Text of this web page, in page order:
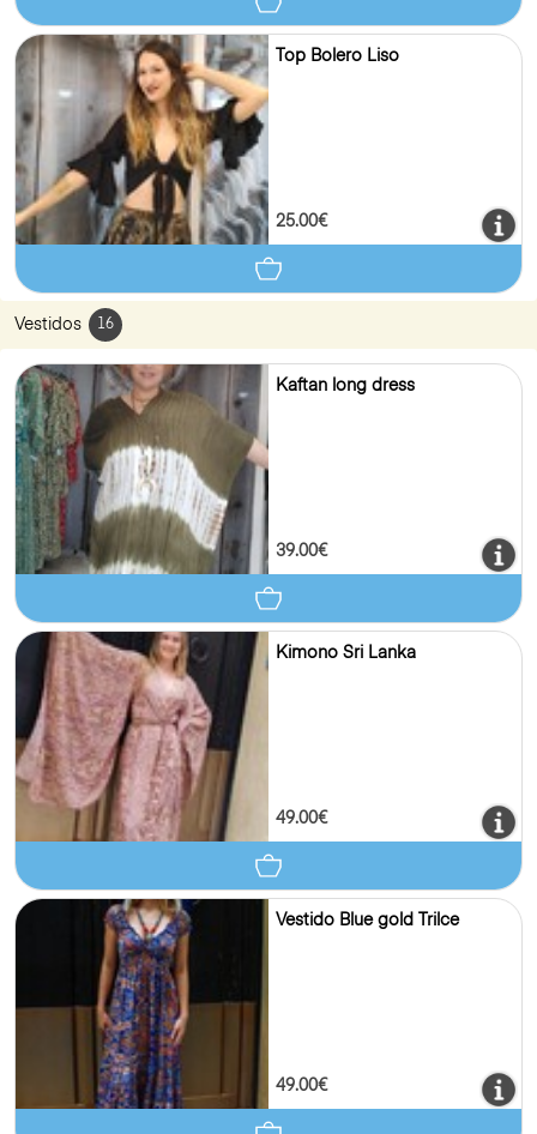
Top Bolero Liso
25.00€
Vestidos 16
Kaftan long dress
39.00€
Kimono Sri Lanka
49.00€
Vestido Blue gold Trilce
49.00€